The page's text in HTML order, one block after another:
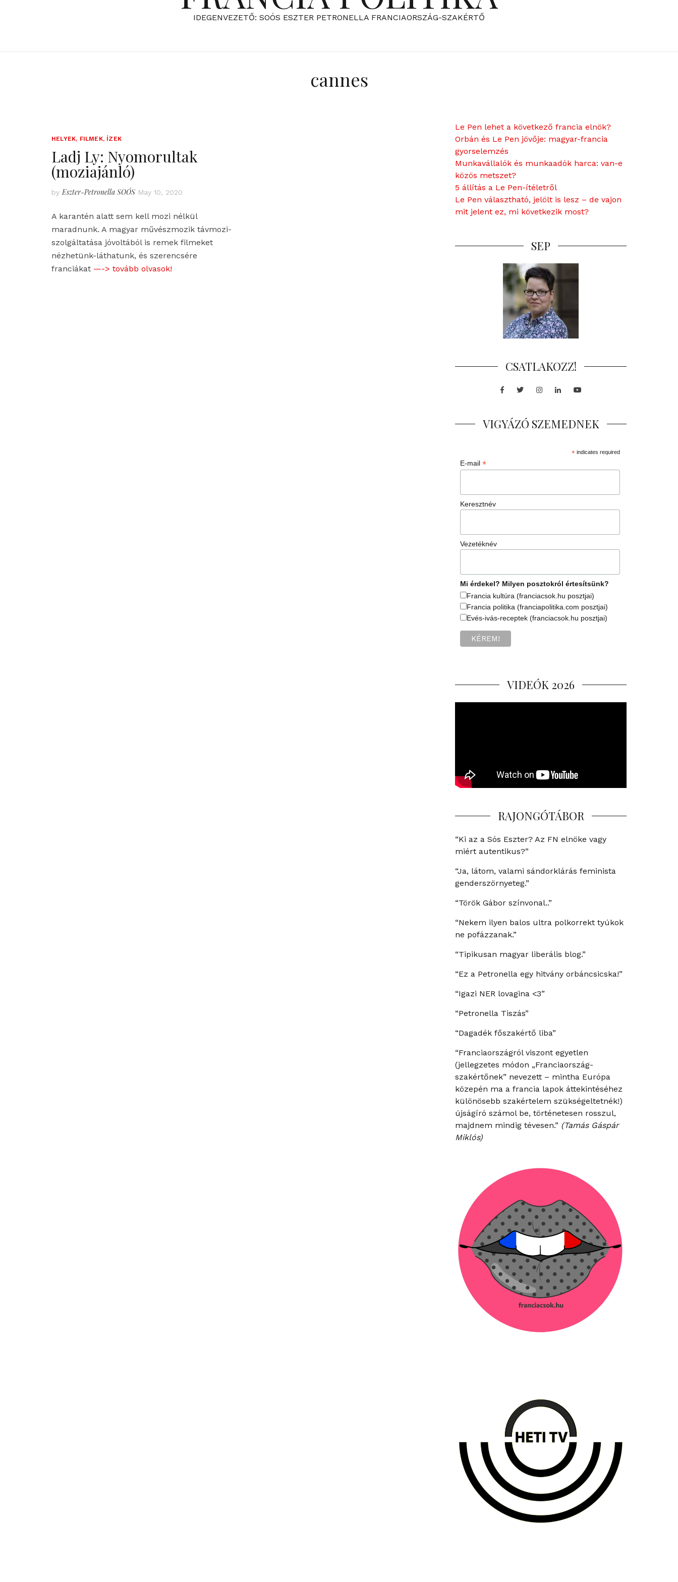
IDEGENVEZETŐ: SOÓS ESZTER PETRONELLA FRANCIAORSZÁG-SZAKÉRTŐ
cannes
HELYEK, FILMEK, ÍZEK
Ladj Ly: Nyomorultak
(moziajánló)
by Eszter-Petronella SOÓS May 10, 2020
A karantén alatt sem kell mozi nélkül
maradnunk. A magyar művészmozik távmozi-
szolgáltatása jóvoltából is remek filmeket
nézhetünk-láthatunk, és szerencsére
franciákat —-> tovább olvasok!
Le Pen lehet a következő francia elnök?
Orbán és Le Pen jövője: magyar-francia
gyorselemzés
Munkavállalók és munkaadók harca: van-e
közös metszet?
5 állítás a Le Pen-ítéletről
Le Pen választható, jelölt is lesz – de vajon
mit jelent ez, mi következik most?
SEP
CSATLAKOZZ!
Facebook
TwitterInstagram
LinkedInYoutube
VIGYÁZÓ SZEMEDNEK
*indicates required
E-mail*
Keresztnév
Vezetéknév
Mi érdekel? Milyen posztokról értesítsünk?
Francia kultúra (franciacsok.hu posztjai)
Francia politika (franciapolitika.com posztjai)
Evés-ivás-receptek (franciacsok.hu posztjai)
VIDEÓK 2026
RAJONGÓTÁBOR
“Ki az a Sós Eszter? Az FN elnöke vagy
miért autentikus?”
“Ja, látom, valami sándorklárás feminista
genderszörnyeteg.”
“Török Gábor színvonal..”
“Nekem ilyen balos ultra polkorrekt tyúkok
ne pofázzanak.”
“Tipikusan magyar liberális blog.”
“Ez a Petronella egy hitvány orbáncsicska!”
“Igazi NER lovagina <3”
“Petronella Tiszás”
“Dagadék főszakértő liba”
“Franciaországról viszont egyetlen
(jellegzetes módon „Franciaország-
szakértőnek” nevezett – mintha Európa
közepén ma a francia lapok áttekintéséhez
különösebb szakértelem szükségeltetnék!)
újságíró számol be, történetesen rosszul,
majdnem mindig tévesen.” (Tamás Gáspár
Miklós)